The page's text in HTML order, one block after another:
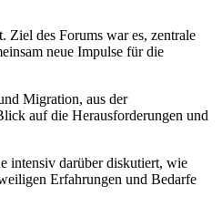
Ziel des Forums war es, zentrale
neue Impulse für die
Migration, aus der
auf die Herausforderungen und
intensiv darüber diskutiert, wie
Erfahrungen und Bedarfe